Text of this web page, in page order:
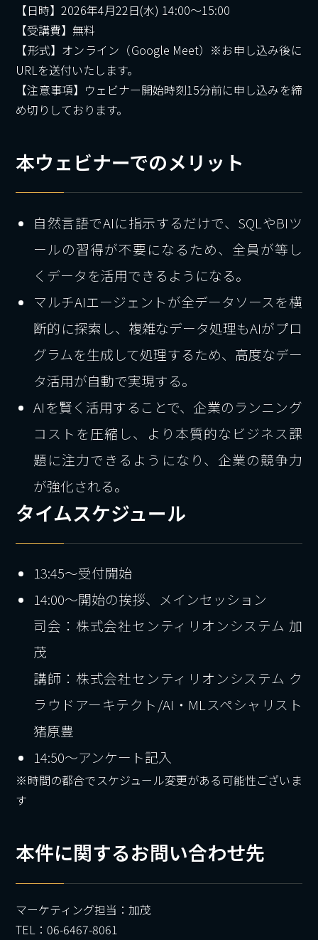
【日時】2026年4月22日(水) 14:00～15:00
【受講費】無料
【形式】オンライン（Google Meet）※お申し込み後に
URLを送付いたします。
【注意事項】ウェビナー開始時刻15分前に申し込みを締
め切りしております。
本ウェビナーでのメリット
自然言語でAIに指示するだけで、SQLやBIツ
ールの習得が不要になるため、全員が等し
くデータを活用できるようになる。
マルチAIエージェントが全データソースを横
断的に探索し、複雑なデータ処理もAIがプロ
グラムを生成して処理するため、高度なデー
タ活用が自動で実現する。
AIを賢く活用することで、企業のランニング
コストを圧縮し、より本質的なビジネス課
題に注力できるようになり、企業の競争力
が強化される。
タイムスケジュール
13:45～受付開始
14:00～開始の挨拶、メインセッション
司会：株式会社センティリオンシステム 加
茂
講師：株式会社センティリオンシステム ク
ラウドアーキテクト/AI・MLスペシャリスト
猪原豊
14:50～アンケート記入
※時間の都合でスケジュール変更がある可能性ございま
す
本件に関するお問い合わせ先
マーケティング担当：加茂
TEL：06-6467-8061